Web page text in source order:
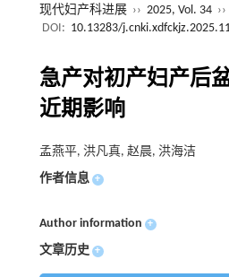
现代妇产科进展 ›› 2025, Vol. 34 ››
DOI: 10.13283/
急产对初产妇产后
近期影响
孟燕平, 洪凡真, 赵晨, 洪海洁
作者信息 +
Author information +
文章历史 +